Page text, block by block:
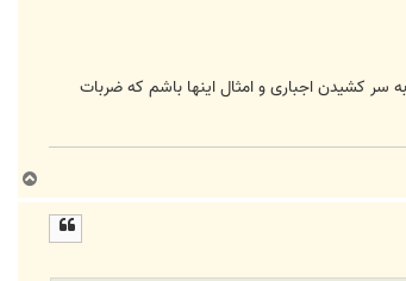
سر کشیدن اجباری و امثال اینها باشم که ضربات
ا